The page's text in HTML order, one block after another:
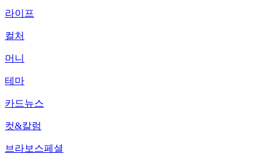
라이프
컬처
머니
테마
카드뉴스
컷&칼럼
브라보스페셜